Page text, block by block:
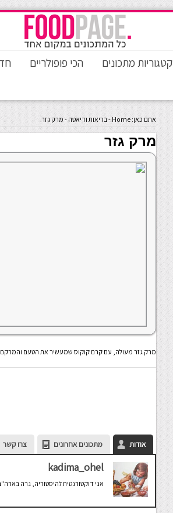
קטגוריות מתכונים הכי פופולריים
אתם כאן: Home
-בריאות ודיאטה- מרק גזר
מרק גזר
מרק גזר מעולה, עם קרם קוקוס שמעשיר את הטעם והמרקם
אודות מתכונים אחרונים צרו קשר
kadima_ohel
אני דוקטורנטית להיסטוריה, גרה